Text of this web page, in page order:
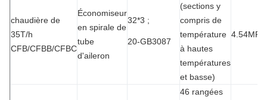
chaudière de
35T/h
CFB/CFBB/CFBC
Économiseur
en spirale de
tube
d'aileron
32*3 ;
20-GB3087
(sections y
compris de
température
à hautes
températures
et basse)
4.54MPa
46 rangées